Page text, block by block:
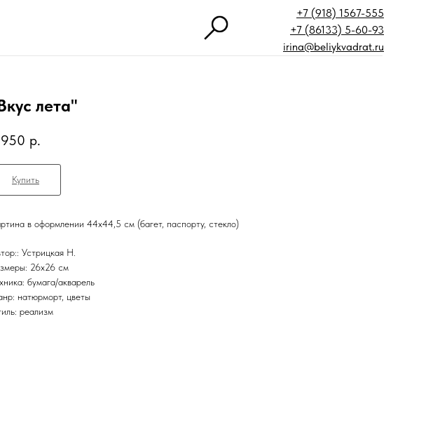
+7 (918) 1567-555
+7 (86133) 5-60-93
irina@beliykvadrat.ru
лета"
р.
Купить
в оформлении 44х44,5 см (багет, паспорту, стекло)
Устрицкая Н.
26х26 см
бумага/акварель
натюрморт, цветы
реализм